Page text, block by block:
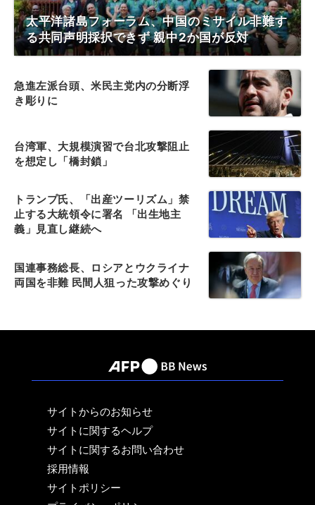
太平洋諸島フォーラム、中国のミサイル非難す
る共同声明採択できず 親中2か国が反対
急進左派台頭、米民主党内の分断浮
き彫りに
台湾軍、大規模演習で台北攻撃阻止
を想定し「橋封鎖」
トランプ氏、「出産ツーリズム」禁
止する大統領令に署名 「出生地主
義」見直し継続へ
国連事務総長、ロシアとウクライナ
両国を非難 民間人狙った攻撃めぐり
サイトからのお知らせ
サイトに関するヘルプ
サイトに関するお問い合わせ
採用情報
サイトポリシー